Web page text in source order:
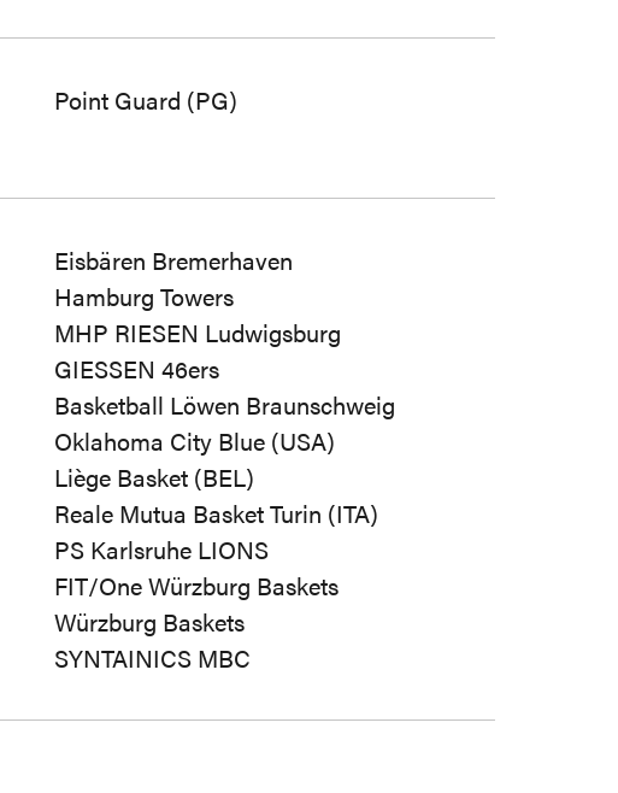
Point Guard (PG)
Eisbären Bremerhaven
Hamburg Towers
MHP RIESEN Ludwigsburg
GIESSEN 46ers
Basketball Löwen Braunschweig
Oklahoma City Blue (USA)
Liège Basket (BEL)
Reale Mutua Basket Turin (ITA)
PS Karlsruhe LIONS
FIT/One Würzburg Baskets
Würzburg Baskets
SYNTAINICS MBC